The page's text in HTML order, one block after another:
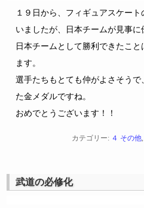
１９日から、フィギュアスケー
いましたが、日本チームが見事に
日本チームとして勝利できたこ
ます。
選手たちもとても仲がよさそう
た金メダルですね。
おめでとうございます！！
カテゴリー: ４ その他,
武道の必修化